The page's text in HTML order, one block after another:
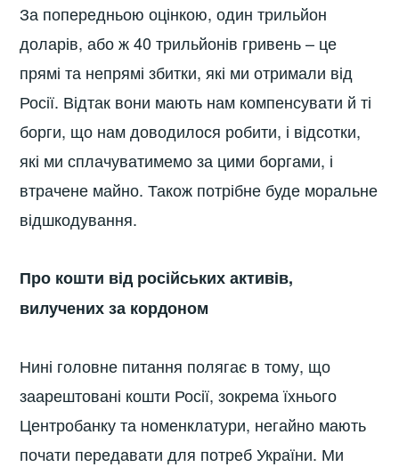
За попередньою оцінкою, один трильйон
доларів, або ж 40 трильйонів гривень – це
прямі та непрямі збитки, які ми отримали від
Росії. Відтак вони мають нам компенсувати й ті
борги, що нам доводилося робити, і відсотки,
які ми сплачуватимемо за цими боргами, і
втрачене майно. Також потрібне буде моральне
відшкодування.
Про кошти від російських активів,
вилучених за кордоном
Нині головне питання полягає в тому, що
заарештовані кошти Росії, зокрема їхнього
Центробанку та номенклатури, негайно мають
почати передавати для потреб України. Ми